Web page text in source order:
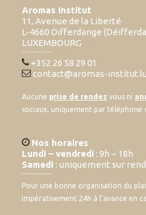
Aromas Institut
11, Avenue de la Liberté
L-4660 Differdange
LUXEMBOURG
+352 26 58 29 01
contact@aromas-institut.lu
Aucune prise de rendez vous ni
sociaux, uniquement par téléphone
Nos horaires
Lundi – vendredi : 9h – 18h
Samedi : uniquement sur
Pour une bonne organisation du
impérativement 24h à l’avance en